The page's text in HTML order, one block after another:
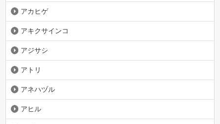
アカヒゲ
アキクサインコ
アジサシ
アトリ
アネハヅル
アヒル